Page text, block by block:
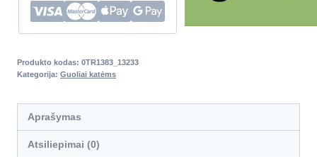
Produkto kodas: 0TR1383_13233
Kategorija: Guoliai katėms
Aprašymas
Atsiliepimai (0)